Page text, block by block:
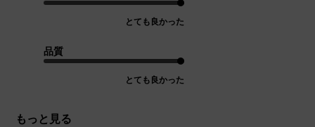
とても良かった
品質
とても良かった
もっと見る